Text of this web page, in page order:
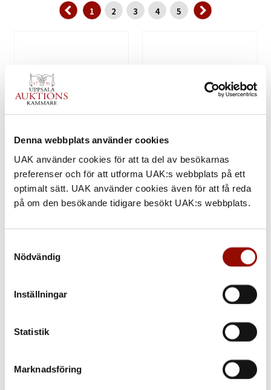
Denna webbplats använder cookies
UAK använder cookies för att ta del av besökarnas
preferenser och för att utforma UAK:s webbplats på ett
optimalt sätt. UAK använder cookies även för att få reda
på om den besökande tidigare besökt UAK:s webbplats.
Nödvändig
Inställningar
Statistik
Marknadsföring
1 2 3 4 5
800. ANTONIO
FRANCISCO
PERUZZINI
(Italy 1643‑1703). A
landscape with a hermit.
Oil on relined canvas...
Utrop:
Klubbat pris:
41.000 SEK
(Italy 1634‑1689).
Attributed to. The Holy
Family with the Infant
12.000 - 15.000 SEK
Klubbat pris: Åter